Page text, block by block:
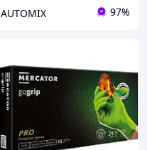
AUTOMIX 97%